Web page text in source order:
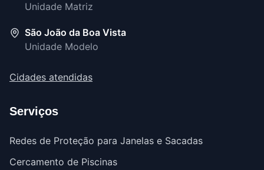
Unidade Matriz
São João da Boa Vista
Unidade Modelo
Cidades atendidas
Serviços
Redes de Proteção para Janelas e Sacadas
Cercamento de Piscinas